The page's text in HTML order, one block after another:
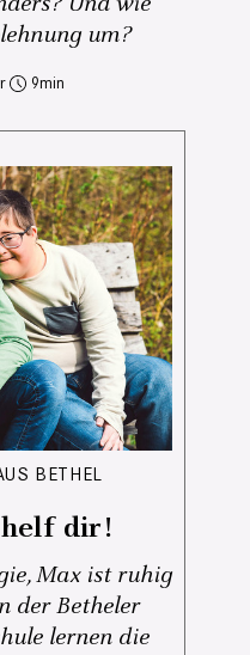
um?
9
BETHEL
dir!
Max ist ruhig
der Betheler
lernen die